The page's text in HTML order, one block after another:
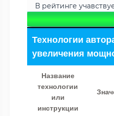
В рейтинге
Технологии
увеличения
Название
технологии
или
инструкции